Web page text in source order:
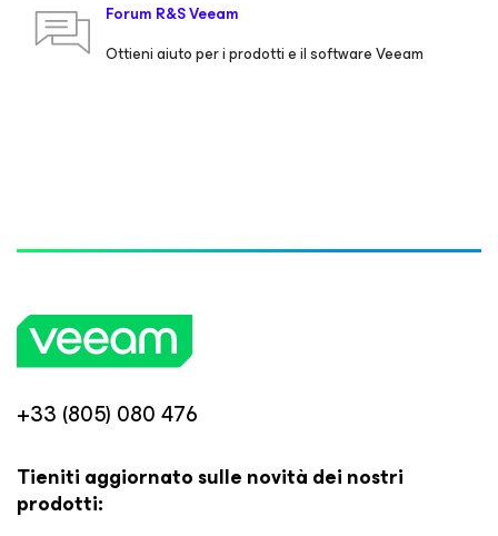
Forum R&S Veeam
Ottieni aiuto per i prodotti e il software Veeam
+33 (805) 080 476
Tieniti aggiornato sulle novità dei nostri
prodotti: